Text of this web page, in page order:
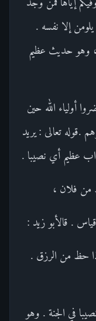
إلا نفسه .
، وهو حديث عظيم
أولياء الله حين
.قوله تعالى : يريد
عظيم أي نصيبا .
من فلان ،
. قالأبو زيد :
حظ من الرزق .
في الجنة . وهو